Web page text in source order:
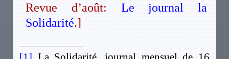
Revue d’août: Le journal la
Solidarité.]